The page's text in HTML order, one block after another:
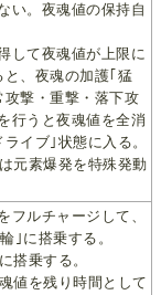
い。夜魂値の保持自
して夜魂値が上限に
、夜魂の加護｢猛
撃・重撃・落下攻
行うと夜魂値を全消
イブ｣状態に入る。
元素爆発を特殊発動
フルチャージして、
｣に搭乗する。
搭乗する。
値を残り時間として